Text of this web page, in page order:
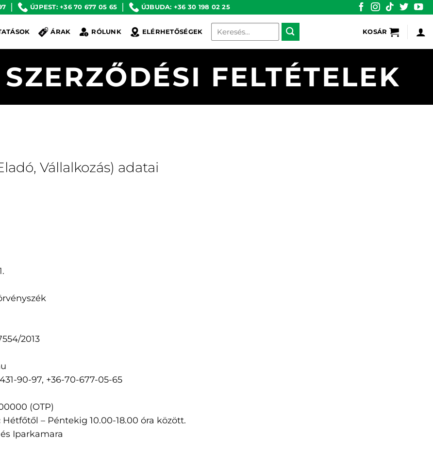
ÚJPEST: +36 70 677 05 65 ÚJBUDA: +36 30 198 02 25
ÁRAK RÓLUNK ELÉRHETŐSÉGEK
Keresés
következőre:
KOSÁR
FELTÉTELEK
Vállalkozás) adatai
2013
90-97, +36-70-677-05-65
(OTP)
Hétfőtől – Péntekig 10.00-18.00 óra között.
Iparkamara